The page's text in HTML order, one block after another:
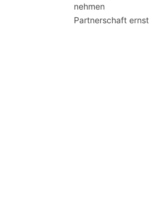
nehmen
Partnerschaft ernst